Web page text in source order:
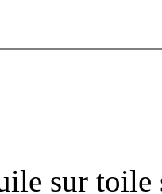
sur toile